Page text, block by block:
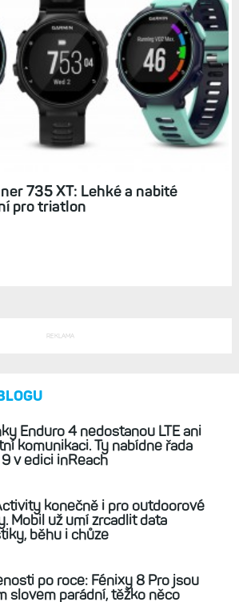
Epix: Všechno, co od
735 XT: Lehké a nabité
pro triatlon